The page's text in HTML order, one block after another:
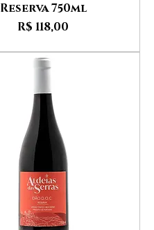
Reserva 750ml
Preço
R$ 118,00